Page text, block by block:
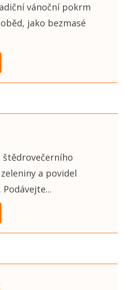
vánoční pokrm
jako bezmasé
a povidel